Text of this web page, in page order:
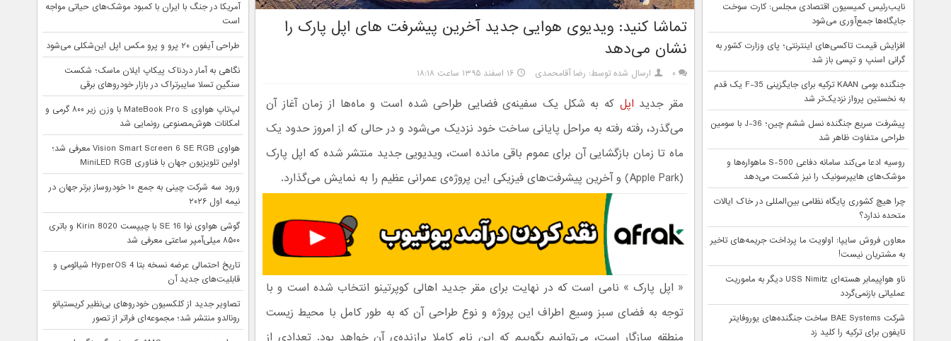
تماشا کنید: ویدیوی هوایی جدید آخرین پیشرفت های اپل پارک را
نشان می‌دهد
۰ ارسال شده توسط: رضا آقامحمدی ۱۶ اسفند ۱۳۹۵ ساعت ۱۸:۱۸
مقر جدید اپل که به شکل یک سفینه‌ی فضایی طراحی شده است و ماه‌ها از زمان آغاز آن
می‌گذرد، رفته رفته به مراحل پایانی ساخت خود نزدیک می‌شود و در حالی که از امروز حدود یک
ماه تا زمان بازگشایی آن برای عموم باقی مانده است، ویدیویی جدید منتشر شده که اپل پارک
(Apple Park) و آخرین پیشرفت‌های فیزیکی این پروژه‌ی عمرانی عظیم را به نمایش می‌گذارد.
« اپل پارک » نامی است که در نهایت برای مقر جدید اهالی کوپرتینو انتخاب شده است و با
توجه به فضای سبز وسیع اطراف این پروژه و نوع طراحی آن که به طور کامل با محیط زیست
نایب‌رئیس کمیسیون اقتصادی مجلس: کارت سوخت
جایگاه‌ها جمع‌آوری می‌شود
افزایش قیمت تاکسی‌های اینترنتی؛ پای وزارت کشور به
گرانی اسنپ و تپسی باز شد
جنگنده بومی KAAN ترکیه برای جایگزینی F-35 یک قدم
به نخستین پرواز نزدیک‌تر شد
پیشرفت سریع جنگنده نسل ششم چین؛ J-36 با سومین
طراحی متفاوت ظاهر شد
روسیه ادعا می‌کند سامانه دفاعی S-500 ماهواره‌ها و
موشک‌های هایپرسونیک را نیز شکست می‌دهد
چرا هیچ کشوری پایگاه نظامی بین‌المللی در خاک ایالات
متحده ندارد؟
معاون فروش سایپا: اولویت ما پرداخت جریمه‌های تاخیر
به مشتریان نیست!
ناو هواپیمابر هسته‌ای USS Nimitz دیگر به ماموریت
عملیاتی بازنمی‌گردد
شرکت BAE Systems ساخت جنگنده‌های یوروفایتر
تایفون برای ترکیه را کلید زد
آمریکا در جنگ با ایران با کمبود موشک‌های حیاتی مواجه
است
طراحی آیفون ۲۰ پرو و پرو مکس اپل این‌شکلی می‌شود
نگاهی به آمار دردناک پیکاپ ایلان ماسک؛ شکست
سنگین تسلا سایبرتراک در بازار خودروهای برقی
لپ‌تاپ هواوی MateBook Pro S با وزن زیر ۸۰۰ گرمی و
امکانات هوش‌مصنوعی رونمایی شد
هواوی Vision Smart Screen 6 SE RGB معرفی شد؛
اولین تلویزیون جهان با فناوری MiniLED RGB
ورود سه شرکت چینی به جمع ۱۰ خودروساز برتر جهان در
نیمه اول ۲۰۲۶
گوشی هواوی نوا 16 SE با چیپست Kirin 8020 و باتری
۸۵۰۰ میلی‌آمپر ساعتی معرفی شد
تاریخ احتمالی عرضه نسخه بتا HyperOS 4 شیائومی و
قابلیت‌های جدید آن
تصاویر جدید از کلکسیون خودروهای بی‌نظیر کریستیانو
رونالدو منتشر شد؛ مجموعه‌ای فراتر از تصور